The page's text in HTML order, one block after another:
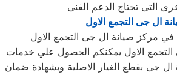
التى تحتاج الدعم الفنى
ال جى التجمع الاول
في مركز صيانة ال جى التجمع الاول
الاول يمكنكم الحصول علي خدمات
ال جى بقطع الغيار الاصلية وبشهادة ضمان